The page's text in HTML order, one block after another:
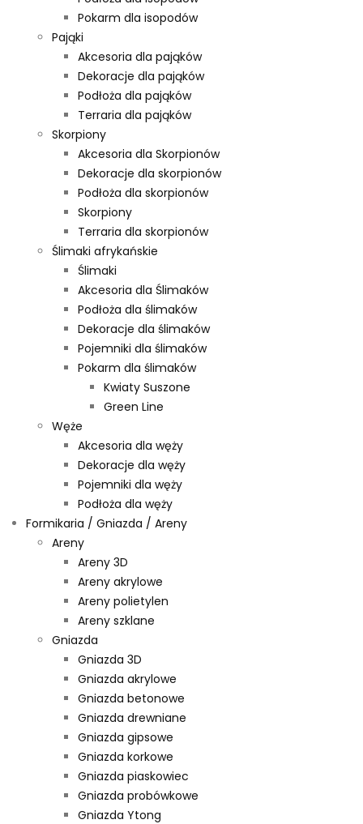
Pokarm dla isopodów
Pająki
Akcesoria dla pająków
Dekoracje dla pająków
Podłoża dla pająków
Terraria dla pająków
Skorpiony
Akcesoria dla Skorpionów
Dekoracje dla skorpionów
Podłoża dla skorpionów
Skorpiony
Terraria dla skorpionów
Ślimaki afrykańskie
Ślimaki
Akcesoria dla Ślimaków
Podłoża dla ślimaków
Dekoracje dla ślimaków
Pojemniki dla ślimaków
Pokarm dla ślimaków
Kwiaty Suszone
Green Line
Węże
Akcesoria dla węży
Dekoracje dla węży
Pojemniki dla węży
Podłoża dla węży
Formikaria / Gniazda / Areny
Areny
Areny 3D
Areny akrylowe
Areny polietylen
Areny szklane
Gniazda
Gniazda 3D
Gniazda akrylowe
Gniazda betonowe
Gniazda drewniane
Gniazda gipsowe
Gniazda korkowe
Gniazda piaskowiec
Gniazda probówkowe
Gniazda Ytong